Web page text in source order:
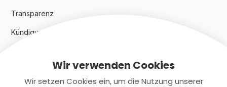
Transparenz
Kündigungsindex 2024
RechtlichesWir verwenden Cookies
Wir setzen Cookies ein, um die Nutzung unserer